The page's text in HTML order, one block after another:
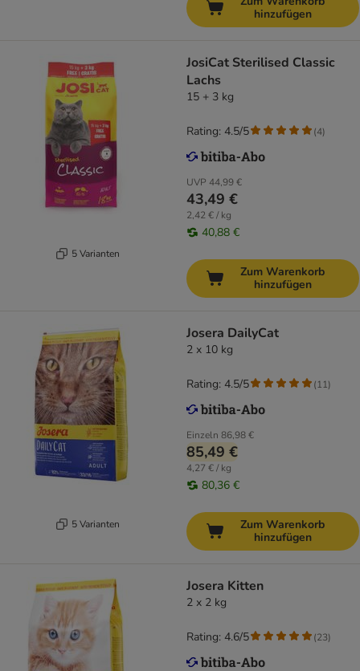
hinzufügen
5 Varianten
JosiCat Sterilised Classic
Lachs
15 + 3 kg
UVP 44,99 €
43,49 €
2,42 € / kg
40,88 €
Rating: 4.5/5 (4)
Zum Warenkorb
hinzufügen
5 Varianten
Josera DailyCat
2 x 10 kg
Einzeln 86,98 €
85,49 €
4,27 € / kg
80,36 €
Rating: 4.5/5 (11)
Zum Warenkorb
hinzufügen
Josera Kitten
2 x 2 kg
Rating: 4.6/5 (23)